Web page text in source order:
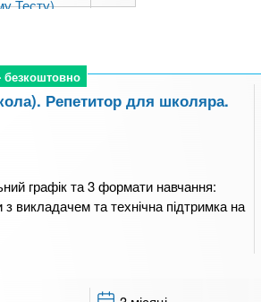
Тесту)
Репетитор для школяра.
графік та 3 формати навчання:
викладачем та технічна підтримка на